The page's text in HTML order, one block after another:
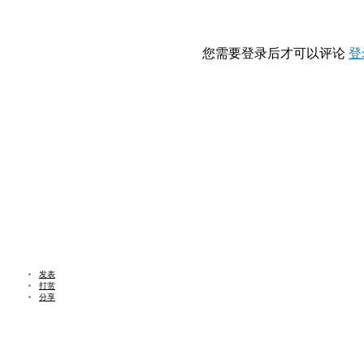
您需要登录后才可以评论 登
发表
打赏
分享